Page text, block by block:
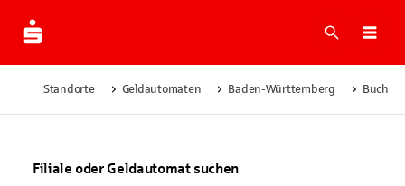
Suche
Standorte Geldautomaten Baden-Württemberg Buchen
Filiale oder Geldautomat suchen